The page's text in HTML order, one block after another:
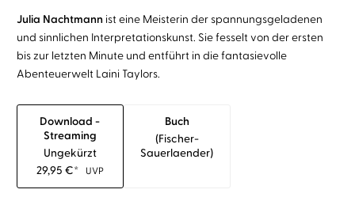
Julia Nachtmann ist eine Meisterin der spannungsgeladenen
und sinnlichen Interpretationskunst. Sie fesselt von der ersten
bis zur letzten Minute und entführt in die fantasievolle
Abenteuerwelt Laini Taylors.
Download -
Streaming
Ungekürzt
29,95 €* UVP
Buch
(fischer-
Sauerlaender)